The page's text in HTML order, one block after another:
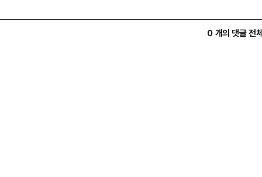
0 개의 댓글 전